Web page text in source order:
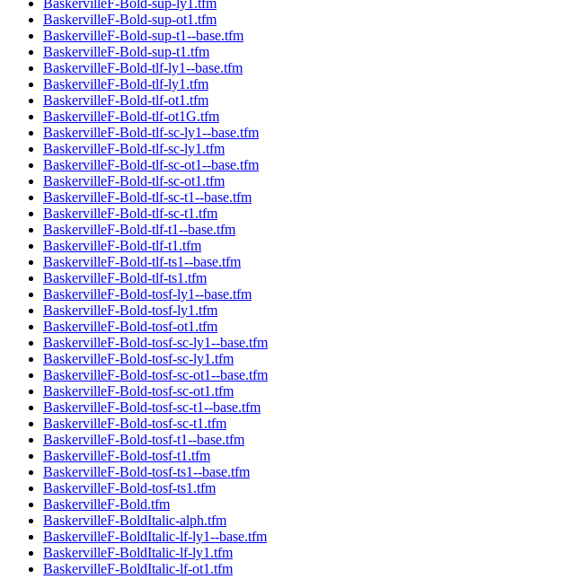
BaskervilleF-Bold-sup-ly1.tfm
BaskervilleF-Bold-sup-ot1.tfm
BaskervilleF-Bold-sup-t1--base.tfm
BaskervilleF-Bold-sup-t1.tfm
BaskervilleF-Bold-tlf-ly1--base.tfm
BaskervilleF-Bold-tlf-ly1.tfm
BaskervilleF-Bold-tlf-ot1.tfm
BaskervilleF-Bold-tlf-ot1G.tfm
BaskervilleF-Bold-tlf-sc-ly1--base.tfm
BaskervilleF-Bold-tlf-sc-ly1.tfm
BaskervilleF-Bold-tlf-sc-ot1--base.tfm
BaskervilleF-Bold-tlf-sc-ot1.tfm
BaskervilleF-Bold-tlf-sc-t1--base.tfm
BaskervilleF-Bold-tlf-sc-t1.tfm
BaskervilleF-Bold-tlf-t1--base.tfm
BaskervilleF-Bold-tlf-t1.tfm
BaskervilleF-Bold-tlf-ts1--base.tfm
BaskervilleF-Bold-tlf-ts1.tfm
BaskervilleF-Bold-tosf-ly1--base.tfm
BaskervilleF-Bold-tosf-ly1.tfm
BaskervilleF-Bold-tosf-ot1.tfm
BaskervilleF-Bold-tosf-sc-ly1--base.tfm
BaskervilleF-Bold-tosf-sc-ly1.tfm
BaskervilleF-Bold-tosf-sc-ot1--base.tfm
BaskervilleF-Bold-tosf-sc-ot1.tfm
BaskervilleF-Bold-tosf-sc-t1--base.tfm
BaskervilleF-Bold-tosf-sc-t1.tfm
BaskervilleF-Bold-tosf-t1--base.tfm
BaskervilleF-Bold-tosf-t1.tfm
BaskervilleF-Bold-tosf-ts1--base.tfm
BaskervilleF-Bold-tosf-ts1.tfm
BaskervilleF-Bold.tfm
BaskervilleF-BoldItalic-alph.tfm
BaskervilleF-BoldItalic-lf-ly1--base.tfm
BaskervilleF-BoldItalic-lf-ly1.tfm
BaskervilleF-BoldItalic-lf-ot1.tfm